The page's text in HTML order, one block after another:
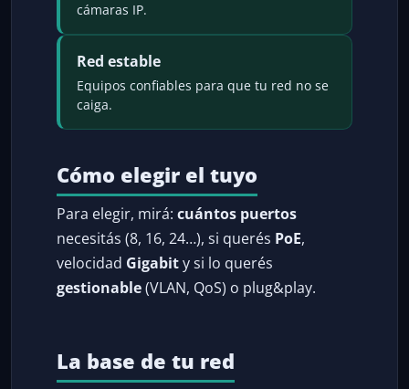
cámaras IP.
Red estable
Equipos confiables para que tu red no se
caiga.
Cómo elegir el tuyo
Para elegir, mirá: cuántos puertos
necesitás (8, 16, 24…), si querés PoE,
velocidad Gigabity si lo querés
gestionable(VLAN, QoS) o plug&play.
La base de tu red